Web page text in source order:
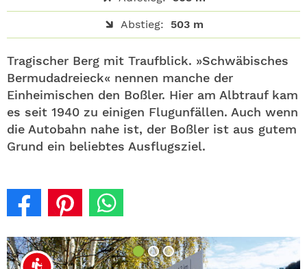
Abstieg: 503 m
Tragischer Berg mit Traufblick. »Schwäbisches
Bermudadreieck« nennen manche der
Einheimischen den Boßler. Hier am Albtrauf kam
es seit 1940 zu einigen Flugunfällen. Auch wenn
die Autobahn nahe ist, der Boßler ist aus gutem
Grund ein beliebtes Ausflugsziel.